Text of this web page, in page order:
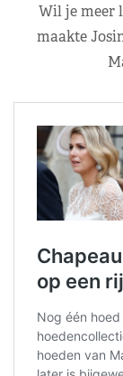
Wil je meer
maakte